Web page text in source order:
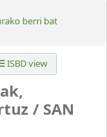
berri bat
ISBD view
/ SAN